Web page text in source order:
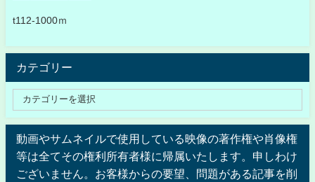
t112-1000ｍ
カテゴリー
動画やサムネイルで使用している映像の著作権や肖像権
等は全てその権利所有者様に帰属いたします。申しわけ
ございません。お客様からの要望、問題がある記事を削